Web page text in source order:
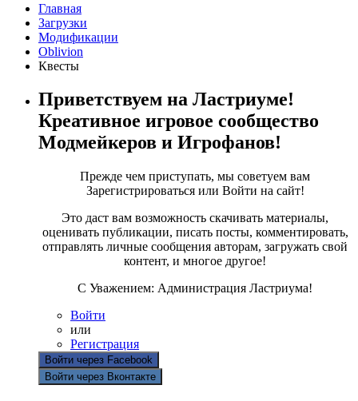
Главная
Загрузки
Модификации
Oblivion
Квесты
Приветствуем на Ластриуме!
Креативное игровое сообщество
Модмейкеров и Игрофанов!
Прежде чем приступать, мы советуем вам
Зарегистрироваться или Войти на сайт!
Это даст вам возможность скачивать материалы,
оценивать публикации, писать посты, комментировать,
отправлять личные сообщения авторам, загружать свой
контент, и многое другое!
С Уважением: Администрация Ластриума!
Войти
или
Регистрация
Войти через Facebook
Войти через Вконтакте